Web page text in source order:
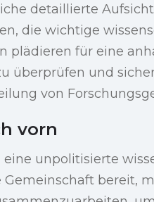
detaillierte
die wichtige
plädieren für eine
überprüfen und
von
vorn
unpolitisierte
Gemeinschaft bereit,